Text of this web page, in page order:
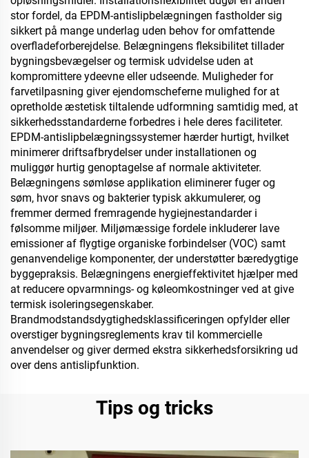
stor fordel, da EPDM-antislipbelægningen fastholder sig
sikkert på mange underlag uden behov for omfattende
overfladeforberejdelse. Belægningens fleksibilitet tillader
bygningsbevægelser og termisk udvidelse uden at
kompromittere ydeevne eller udseende. Muligheder for
farvetilpasning giver ejendomscheferne mulighed for at
opretholde æstetisk tiltalende udformning samtidig med, at
sikkerhedsstandarderne forbedres i hele deres faciliteter.
EPDM-antislipbelægningssystemer hærder hurtigt, hvilket
minimerer driftsafbrydelser under installationen og
muliggør hurtig genoptagelse af normale aktiviteter.
Belægningens sømløse applikation eliminerer fuger og
søm, hvor snavs og bakterier typisk akkumulerer, og
fremmer dermed fremragende hygiejnestandarder i
følsomme miljøer. Miljømæssige fordele inkluderer lave
emissioner af flygtige organiske forbindelser (VOC) samt
genanvendelige komponenter, der understøtter bæredygtige
byggepraksis. Belægningens energieffektivitet hjælper med
at reducere opvarmnings- og køleomkostninger ved at give
termisk isoleringsegenskaber.
Brandmodstandsdygtighedsklassificeringen opfylder eller
overstiger bygningsreglements krav til kommercielle
anvendelser og giver dermed ekstra sikkerhedsforsikring ud
over dens antislipfunktion.
Tips og tricks